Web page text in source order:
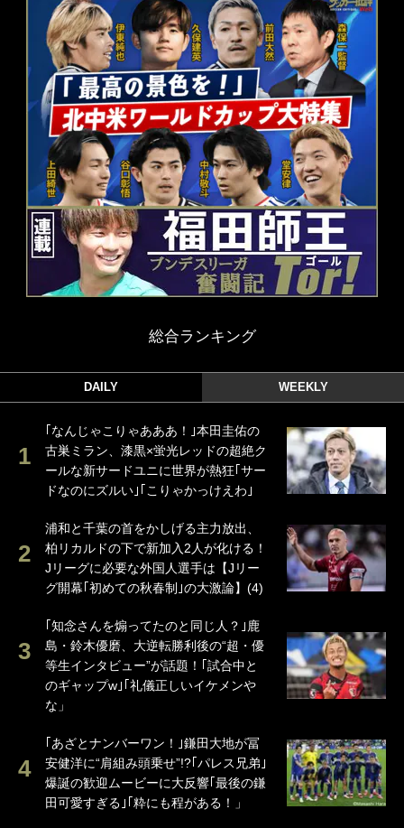
総合ランキング
DAILY WEEKLY
｢なんじゃこりゃあああ！｣本田圭佑の
古巣ミラン、漆黒×蛍光レッドの超絶ク
ールな新サードユニに世界が熱狂｢サー
ドなのにズルい｣｢こりゃかっけえわ｣
浦和と千葉の首をかしげる主力放出、
柏リカルドの下で新加入2人が化ける！
Jリーグに必要な外国人選手は【Jリー
グ開幕｢初めての秋春制｣の大激論】(4)
｢知念さんを煽ってたのと同じ人？｣鹿
島・鈴木優磨、大逆転勝利後の“超・優
等生インタビュー”が話題！｢試合中と
のギャップw｣｢礼儀正しいイケメンや
な」
｢あざとナンバーワン！｣鎌田大地が冨
安健洋に“肩組み頭乗せ”!?｢パレス兄弟｣
爆誕の歓迎ムービーに大反響｢最後の鎌
田可愛すぎる｣｢粋にも程がある！」